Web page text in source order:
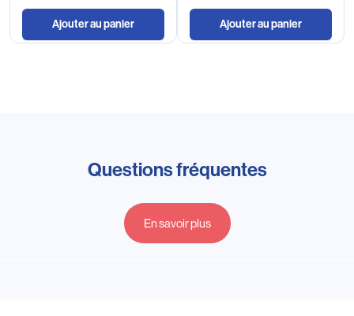
Ajouter au panier Ajouter au panier
Questions fréquentes
En savoir plus